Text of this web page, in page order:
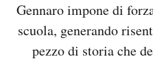
Gennaro impone di
scuola, generando
pezzo di storia che